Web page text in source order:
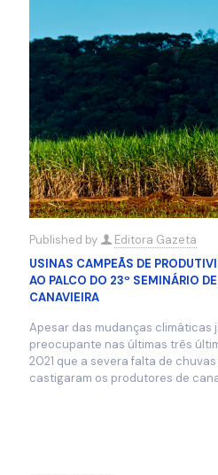
Published by
Editora Gazeta
USINAS CAMPEÃS DE
AO PALCO DO 23º SEMINÁRIO
CANAVIEIRA
Apesar das mudanças climáticas
preocupante nas últimas três
2021 que a severa falta de
castigaram os produtores de